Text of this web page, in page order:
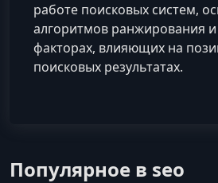
работе поисковых систем,
алгоритмов ранжирования
факторах, влияющих на
поисковых результатах.
Популярное в seo